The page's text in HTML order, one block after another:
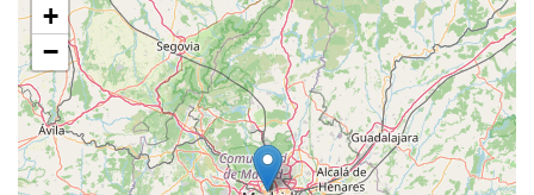
+
−